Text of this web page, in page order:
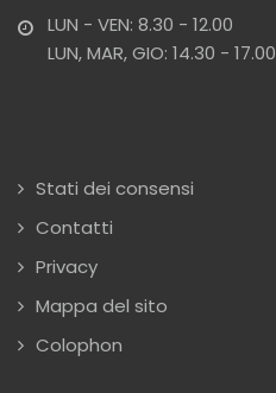
LUN - VEN: 8.30 - 12.00
LUN, MAR, GIO: 14.30 - 17.00
Stati dei consensi
Contatti
Privacy
Mappa del sito
Colophon